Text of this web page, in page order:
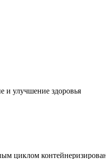
и улучшение здоровья
циклом